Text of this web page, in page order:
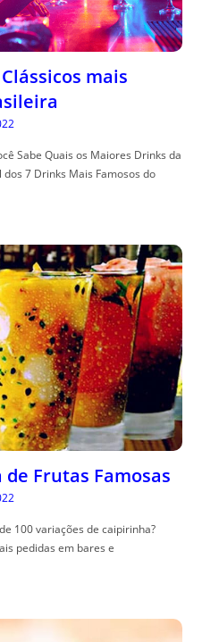
mais
Sabe Quais os Maiores Drinks da
7 Drinks Mais Famosos do
Frutas Famosas
100 variações de caipirinha?
pedidas em bares e